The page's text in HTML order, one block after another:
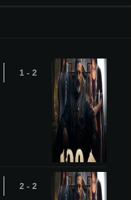
2 - 1
2 - 2